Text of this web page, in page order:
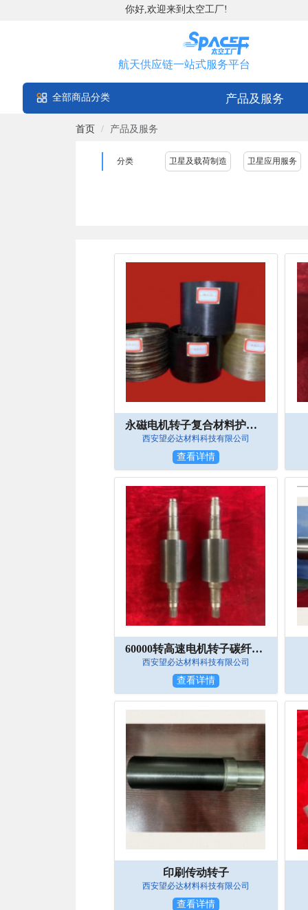
你好,欢迎来到太空工厂!
航天供应链一站式服务平台
全部商品分类 产品及服务
首页 / 产品及服务
分类 卫星及载荷制造 卫星应用服务
永磁电机转子复合材料护套生产定制
西安望必达材料科技有限公司
查看详情
60000转高速电机转子碳纤维绑扎
西安望必达材料科技有限公司
查看详情
印刷传动转子
西安望必达材料科技有限公司
查看详情